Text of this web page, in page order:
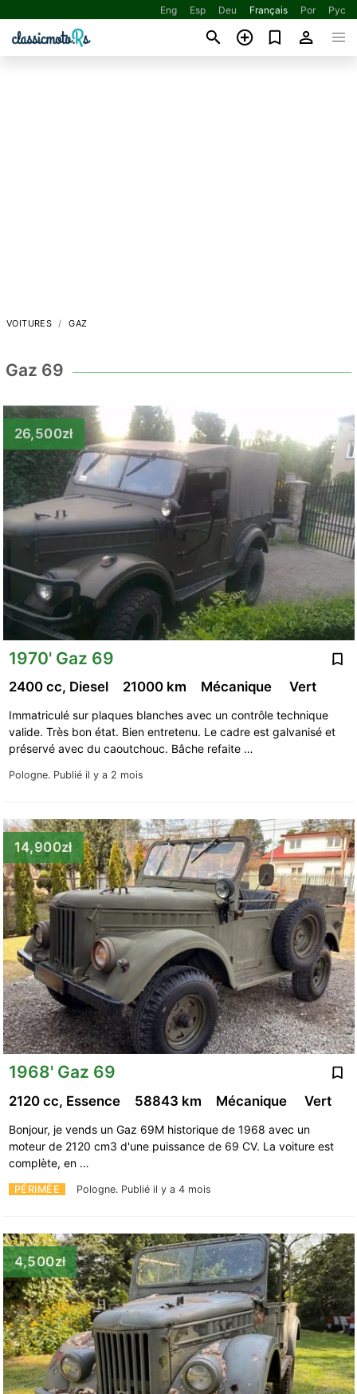
Eng Esp Deu Français Por Рус
VOITURES GAZ
Gaz 69
26,500zł
1970' Gaz 69
Pologne. Publié il y a 2 mois
2400 cc, Diesel 21000 km Mécanique Vert
Immatriculé sur plaques blanches avec un contrôle technique
valide. Très bon état. Bien entretenu. Le cadre est galvanisé et
préservé avec du caoutchouc. Bâche refaite …
14,900zł
1968' Gaz 69
PÉRIMÉE Pologne. Publié il y a 4 mois
2120 cc, Essence 58843 km Mécanique Vert
Bonjour, je vends un Gaz 69M historique de 1968 avec un
moteur de 2120 cm3 d'une puissance de 69 CV. La voiture est
complète, en …
4,500zł